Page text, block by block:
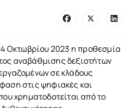
Οκτωβρίου 2023 η προθεσμία
αναβάθμισης δεξιοτήτων
σε κλάδους
στις ψηφιακές και
χρηματοδοτείται από το